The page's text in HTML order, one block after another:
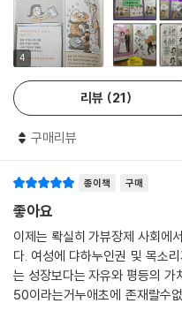
함께 고민하는 사람! 64~65쪽
칭찬받는 남편과 악역을 맡은 아
은홍은 적극적으로 ‘여성의 문제
천에 옮긴다. 청소와 빨래를 하느
을 보고, 생리대를 사 가는 자신
고 당당하게 외친다. 하지만 집
미안해하거나 못마땅하게 여긴다
즐기는 사이 아내에게 돌아오는
죽이는 여자”(76쪽)라는 비난이
가 아니라 가부장제 사회에 길들
모두의 문제임을 피부로 깨닫는
여전히 여자라서
4
리뷰 21
구매리뷰
종이책 구매
좋아요
이제는 롹실히 가뷰장제 사회에
다. 여성에 댜하누인권 및 목소
는 성장보다는 자유와 평등의
50이라는거누애초에 존재랄수